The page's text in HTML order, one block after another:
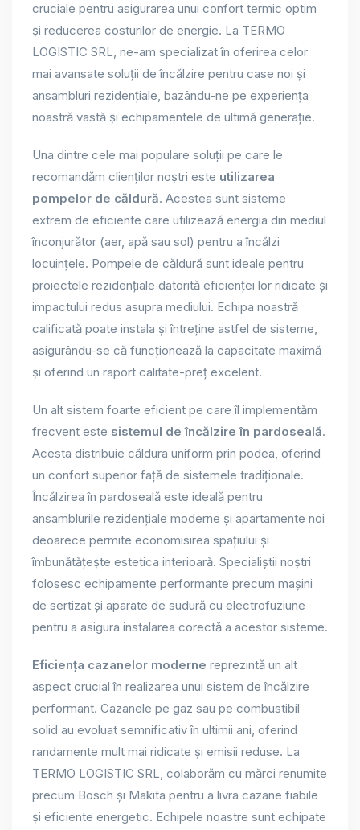
cruciale pentru asigurarea unui confort termic optim
și reducerea costurilor de energie. La TERMO
LOGISTIC SRL, ne-am specializat în oferirea celor
mai avansate soluții de încălzire pentru case noi și
ansambluri rezidențiale, bazându-ne pe experiența
noastră vastă și echipamentele de ultimă generație.
Una dintre cele mai populare soluții pe care le
recomandăm clienților noștri este utilizarea
pompelor de căldură. Acestea sunt sisteme
extrem de eficiente care utilizează energia din mediul
înconjurător (aer, apă sau sol) pentru a încălzi
locuințele. Pompele de căldură sunt ideale pentru
proiectele rezidențiale datorită eficienței lor ridicate și
impactului redus asupra mediului. Echipa noastră
calificată poate instala și întreține astfel de sisteme,
asigurându-se că funcționează la capacitate maximă
și oferind un raport calitate-preț excelent.
Un alt sistem foarte eficient pe care îl implementăm
frecvent este sistemul de încălzire în pardoseală.
Acesta distribuie căldura uniform prin podea, oferind
un confort superior față de sistemele tradiționale.
Încălzirea în pardoseală este ideală pentru
ansamblurile rezidențiale moderne și apartamente noi
deoarece permite economisirea spațiului și
îmbunătățește estetica interioară. Specialiștii noștri
folosesc echipamente performante precum mașini
de sertizat și aparate de sudură cu electrofuziune
pentru a asigura instalarea corectă a acestor sisteme.
Eficiența cazanelor moderne reprezintă un alt
aspect crucial în realizarea unui sistem de încălzire
performant. Cazanele pe gaz sau pe combustibil
solid au evoluat semnificativ în ultimii ani, oferind
randamente mult mai ridicate și emisii reduse. La
TERMO LOGISTIC SRL, colaborăm cu mărci renumite
precum Bosch și Makita pentru a livra cazane fiabile
și eficiente energetic. Echipele noastre sunt echipate